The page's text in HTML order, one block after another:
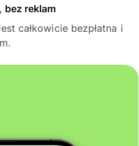
bez reklam
całkowicie bezpłatna i